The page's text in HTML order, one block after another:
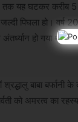
तक यह घटकर
पिघला हो। वर्ष
हो गया था।
बाबा बर्फानी
को अमरत्व का